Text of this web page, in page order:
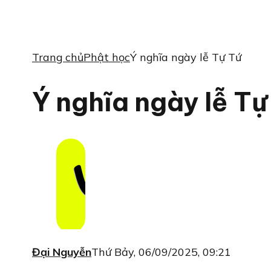
Trang chủPhật họcÝ nghĩa ngày lễ Tự Tứ
Ý nghĩa ngày lễ
Đại NguyễnThứ Bảy, 06/09/2025, 09:21